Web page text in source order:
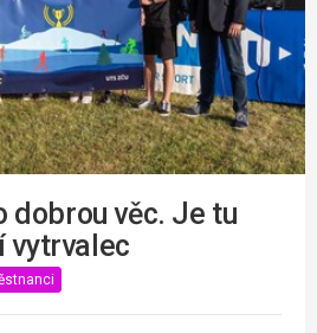
dobrou věc. Je tu
vytrvalec